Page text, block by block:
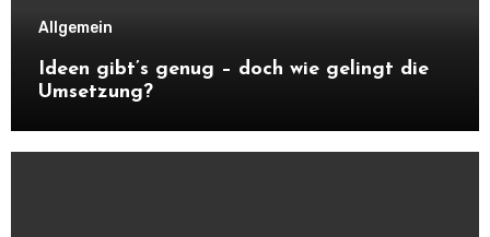
Allgemein
Ideen gibt’s genug – doch wie gelingt die
Umsetzung?